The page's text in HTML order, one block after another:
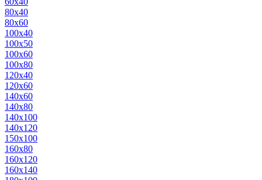
80х40
80х60
100х40
100х50
100х60
100х80
120х40
120х60
140х60
140х80
140х100
140х120
150х100
160х80
160х120
160х140